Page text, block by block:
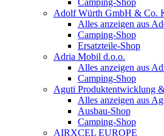
Camping-Shop
Adolf Würth GmbH & Co.
Alles anzeigen aus
Camping-Shop
Ersatzteile-Shop
Adria Mobil d.o.o.
Alles anzeigen aus
Camping-Shop
Aguti Produktentwicklung
Alles anzeigen aus
Ausbau-Shop
Camping-Shop
AIRXCEL EUROPE